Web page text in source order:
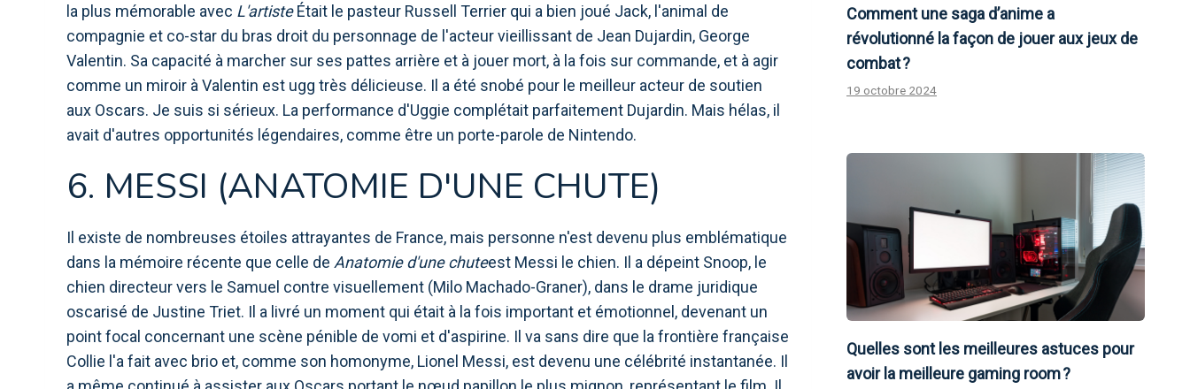
la plus mémorable avec L'artisteÉtait le pasteur Russell Terrier qui a bien joué Jack, l'animal de
compagnie et co-star du bras droit du personnage de l'acteur vieillissant de Jean Dujardin, George
Valentin. Sa capacité à marcher sur ses pattes arrière et à jouer mort, à la fois sur commande, et à agir
comme un miroir à Valentin est ugg très délicieuse. Il a été snobé pour le meilleur acteur de soutien
aux Oscars. Je suis si sérieux. La performance d'Uggie complétait parfaitement Dujardin. Mais hélas, il
avait d'autres opportunités légendaires, comme être un porte-parole de Nintendo.
6. MESSI (ANATOMIE D'UNE CHUTE)
Il existe de nombreuses étoiles attrayantes de France, mais personne n'est devenu plus emblématique
dans la mémoire récente que celle de Anatomie d'une chuteest Messi le chien. Il a dépeint Snoop, le
chien directeur vers le Samuel contre visuellement (Milo Machado-Graner), dans le drame juridique
oscarisé de Justine Triet. Il a livré un moment qui était à la fois important et émotionnel, devenant un
point focal concernant une scène pénible de vomi et d'aspirine. Il va sans dire que la frontière française
Collie l'a fait avec brio et, comme son homonyme, Lionel Messi, est devenu une célébrité instantanée. Il
Comment une saga d’anime a
révolutionné la façon de jouer aux jeux de
combat ?
19 octobre 2024
Quelles sont les meilleures astuces pour
avoir la meilleure gaming room ?